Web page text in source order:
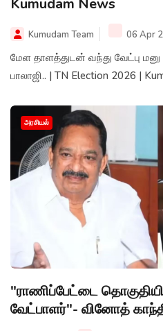
Kumudam Team 06 Apr
மேள தாளத்துடன் வந்து வேட்பு
பாலாஜி.. | TN Election 2026 |
அரசியல்
"ராணிப்பேட்டை
வேட்பாளர்"- வினோத் காந்தி